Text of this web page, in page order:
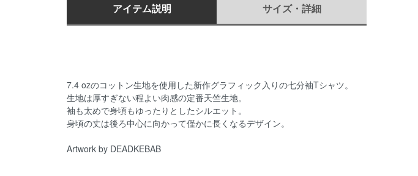
アイテム説明 サイズ・詳細
7.4 ozのコットン生地を使用した新作グラフィック入りの七分袖Tシャツ。
生地は厚すぎない程よい肉感の定番天竺生地。
袖も太めで身頃もゆったりとしたシルエット。
身頃の丈は後ろ中心に向かって僅かに長くなるデザイン。
Artwork by DEADKEBAB